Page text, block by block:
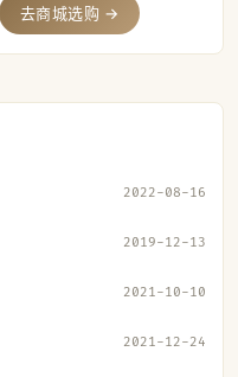
去商城选购 →
2022-08-16
2019-12-13
2021-10-10
2021-12-24